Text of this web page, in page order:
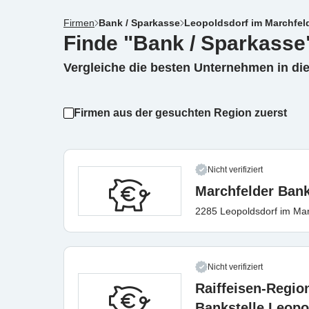
Firmen Bank / Sparkasse Leopoldsdorf im
Finde "Bank /
Vergleiche die besten Unternehmen in
Firmen aus der gesuchten Region zuerst
Nicht verifiziert
Marchfelder
2285 Leopoldsdorf im
Nicht verifiziert
Raiffeisen-